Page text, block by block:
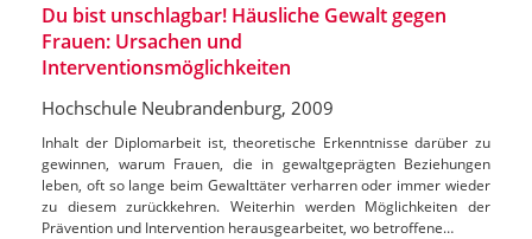
Du bist unschlagbar! Häusliche Gewalt gegen
Frauen: Ursachen und
Interventionsmöglichkeiten
Hochschule Neubrandenburg, 2009
Inhalt der Diplomarbeit ist, theoretische Erkenntnisse darüber zu
gewinnen, warum Frauen, die in gewaltgeprägten Beziehungen
leben, oft so lange beim Gewalttäter verharren oder immer wieder
zu diesem zurückkehren. Weiterhin werden Möglichkeiten der
Prävention und Intervention herausgearbeitet, wo betroffene…